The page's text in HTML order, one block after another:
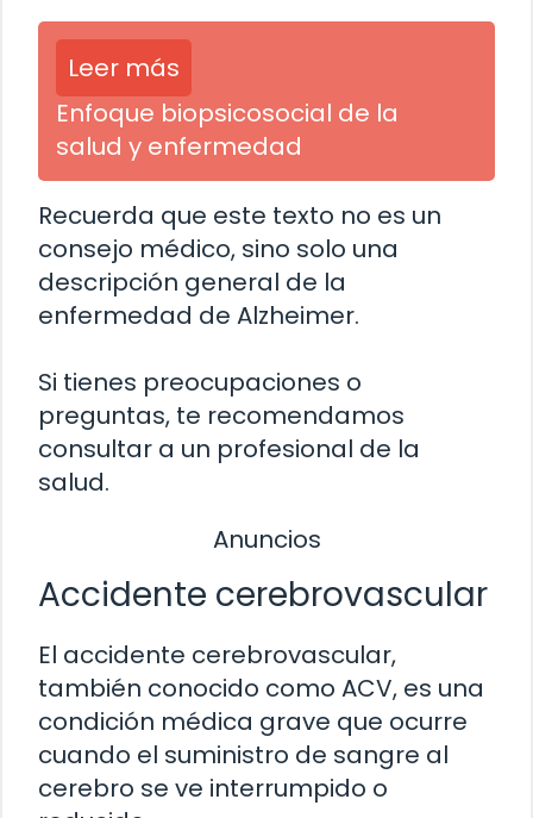
Leer más
Enfoque biopsicosocial de la
salud y enfermedad
Recuerda que este texto no es un
consejo médico, sino solo una
descripción general de la
enfermedad de Alzheimer.
Si tienes preocupaciones o
preguntas, te recomendamos
consultar a un profesional de la
salud.
Anuncios
Accidente cerebrovascular
El accidente cerebrovascular,
también conocido como ACV, es una
condición médica grave que ocurre
cuando el suministro de sangre al
cerebro se ve interrumpido o